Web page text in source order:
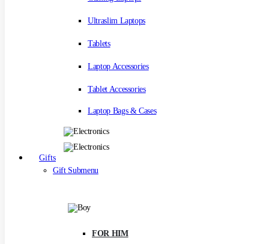
Ultraslim Laptops
Tablets
Laptop Accessories
Tablet Accessories
Laptop Bags & Cases
Gifts
Gift Submenu
FOR HIM